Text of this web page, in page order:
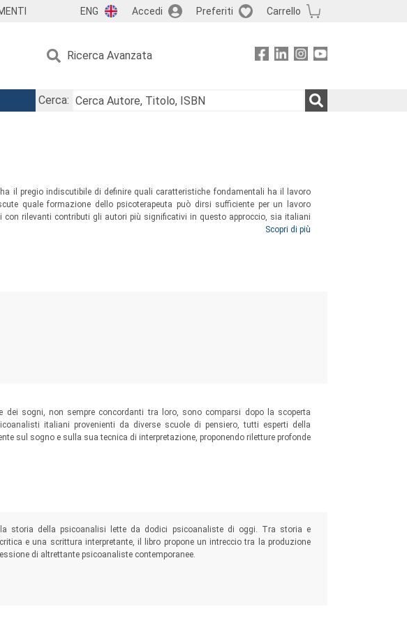
ENG Accedi Preferiti Carrello
Ricerca Avanzata
Cerca:
ha il pregio indiscutibile di definire quali caratteristiche fondamentali ha il lavoro
quale formazione dello psicoterapeuta può dirsi sufficiente per un lavoro
con rilevanti contributi gli autori più significativi in questo approccio, sia italiani
compito di fornire al lettore il panorama complesso, articolato e vitale della
Scopri di più
dei sogni, non sempre concordanti tra loro, sono comparsi dopo la scoperta
italiani provenienti da diverse scuole di pensiero, tutti esperti della
sul sogno e sulla sua tecnica di interpretazione, proponendo riletture profonde
storia della psicoanalisi lette da dodici psicoanaliste di oggi. Tra storia e
e una scrittura interpretante, il libro propone un intreccio tra la produzione
di altrettante psicoanaliste contemporanee.